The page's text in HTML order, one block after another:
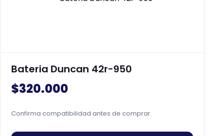
Bateria Duncan 42r-950
$320.000
Confirma compatibilidad antes de comprar.